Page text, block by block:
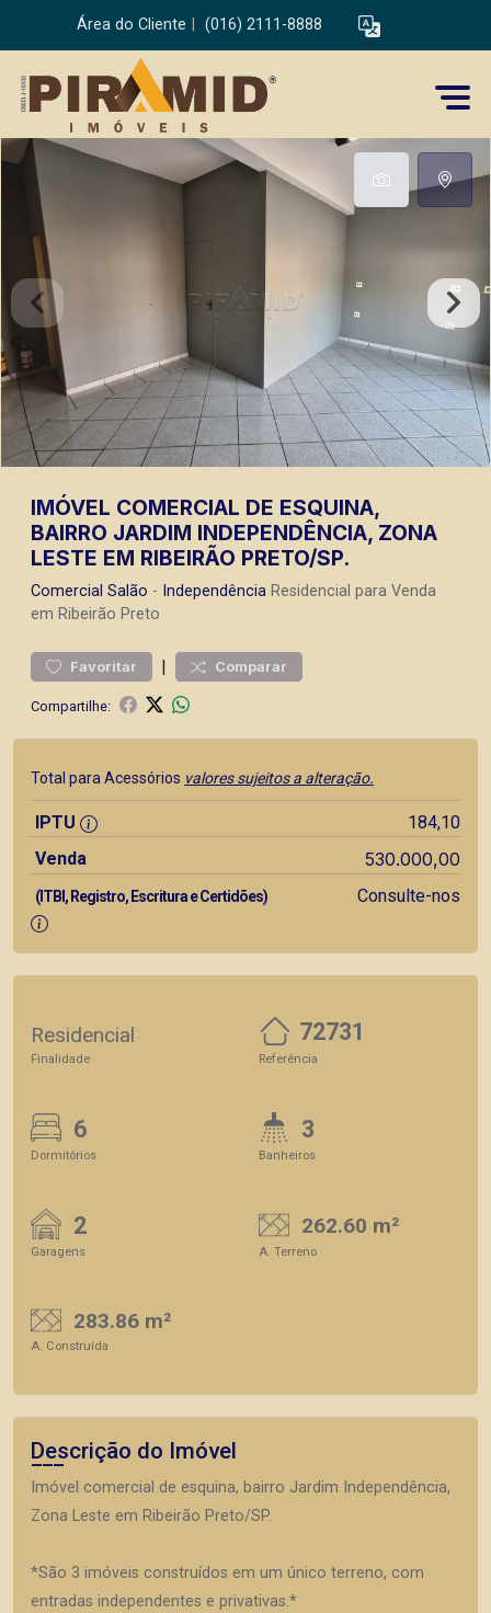
Área do Cliente (016) 2111-8888
IMÓVEL COMERCIAL DE ESQUINA,
BAIRRO JARDIM INDEPENDÊNCIA, ZONA
LESTE EM RIBEIRÃO PRETO/SP.
Comercial Salão - Independência Residencial para Venda
em Ribeirão Preto
Favoritar | Comparar
Compartilhe:
Total para Acessórios valores sujeitos a alteração.
IPTU
184,10
Venda
530.000,00
(ITBI, Registro, Escritura e Certidões) Consulte-nos
Residencial
Finalidade
72731
Referência
6
Dormitórios
3
Banheiros
2
Garagens
262.60 m²
A. Terreno
283.86 m²
A. Construída
Descrição do Imóvel
Imóvel comercial de esquina, bairro Jardim Independência,
Zona Leste em Ribeirão Preto/SP.
*São 3 imóveis construídos em um único terreno, com
entradas independentes e privativas.*